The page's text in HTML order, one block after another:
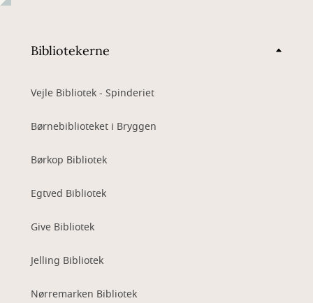
Bibliotekerne
Vejle Bibliotek - Spinderiet
Børnebiblioteket i Bryggen
Børkop Bibliotek
Egtved Bibliotek
Give Bibliotek
Jelling Bibliotek
Nørremarken Bibliotek